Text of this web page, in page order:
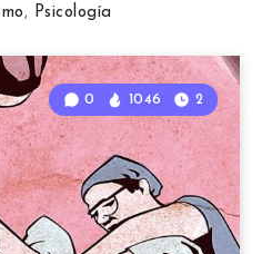
, Psicología
0 1046 2